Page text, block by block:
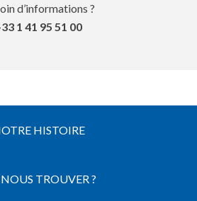
d’informations ?
1 41 95 51 00
HISTOIRE
TROUVER ?